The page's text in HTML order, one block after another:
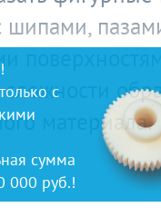
шипами,
сложности
материала.
с
сумма
000 руб.!